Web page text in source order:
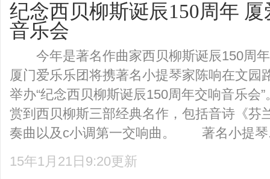
纪念西贝柳斯诞辰150周年
音乐会
今年是著名作曲家西贝柳斯诞辰150周年
厦门爱乐乐团将携著名小提琴家陈响在文园
举办“纪念西贝柳斯诞辰150周年交响音乐会
赏到西贝柳斯三部经典名作，包括音诗《芬
奏曲以及c小调第一交响曲。 著名小提琴
15年1月21日9:20更新